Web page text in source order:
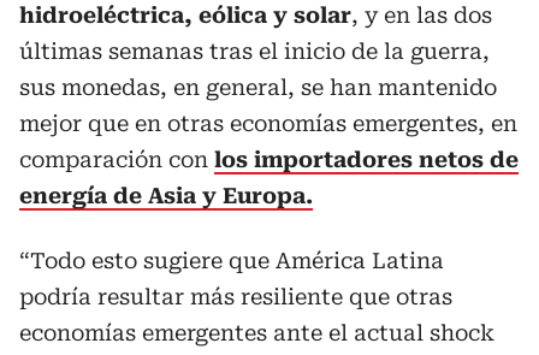
hidroeléctrica, eólica y solar, y en las dos
últimas semanas tras el inicio de la guerra,
sus monedas, en general, se han mantenido
mejor que en otras economías emergentes, en
comparación con los importadores netos de
energía de Asia y Europa.
“Todo esto sugiere que América Latina
podría resultar más resiliente que otras
economías emergentes ante el actual shock